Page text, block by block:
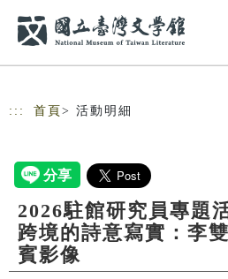
::: 首頁 > 活動明細
2026駐館研究員專題
跨境的詩意寫實：李
賓影像